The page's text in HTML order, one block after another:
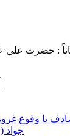
: حضرت علي
با وقوع
جواد